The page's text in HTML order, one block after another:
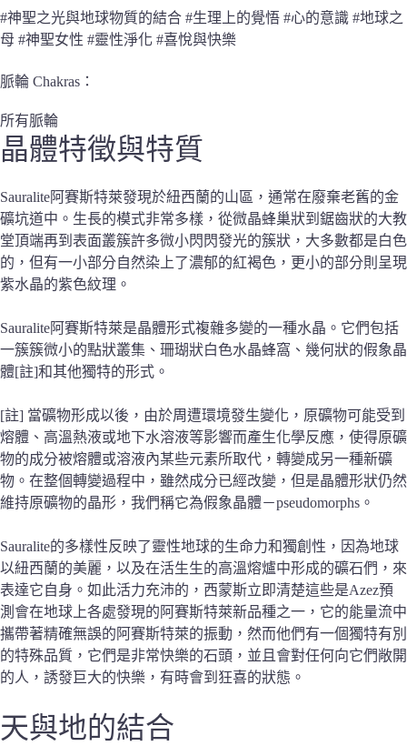
#神聖之光與地球物質的結合 #生理上的覺悟 #心的意識 #地球之
母 #神聖女性 #靈性淨化 #喜悅與快樂
脈輪 Chakras：
所有脈輪
晶體特徵與特質
Sauralite阿賽斯特萊發現於紐西蘭的山區，通常在廢棄老舊的金
礦坑道中。生長的模式非常多樣，從微晶蜂巢狀到鋸齒狀的大教
堂頂端再到表面叢簇許多微小閃閃發光的簇狀，大多數都是白色
的，但有一小部分自然染上了濃郁的紅褐色，更小的部分則呈現
紫水晶的紫色紋理。
Sauralite阿賽斯特萊是晶體形式複雜多變的一種水晶。它們包括
一簇簇微小的點狀叢集、珊瑚狀白色水晶蜂窩、幾何狀的假象晶
體[註]和其他獨特的形式。
[註] 當礦物形成以後，由於周遭環境發生變化，原礦物可能受到
熔體、高溫熱液或地下水溶液等影響而產生化學反應，使得原礦
物的成分被熔體或溶液內某些元素所取代，轉變成另一種新礦
物。在整個轉變過程中，雖然成分已經改變，但是晶體形狀仍然
維持原礦物的晶形，我們稱它為假象晶體－pseudomorphs。
Sauralite的多樣性反映了靈性地球的生命力和獨創性，因為地球
以紐西蘭的美麗，以及在活生生的高溫熔爐中形成的礦石們，來
表達它自身。如此活力充沛的，西蒙斯立即清楚這些是Azez預
測會在地球上各處發現的阿賽斯特萊新品種之一，它的能量流中
攜帶著精確無誤的阿賽斯特萊的振動，然而他們有一個獨特有別
的特殊品質，它們是非常快樂的石頭，並且會對任何向它們敞開
的人，誘發巨大的快樂，有時會到狂喜的狀態。
天與地的結合